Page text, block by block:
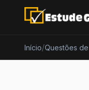
Início/Questões